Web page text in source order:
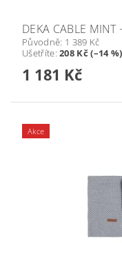
DEKA CABLE MINT
Původně: 1 389 Kč
Ušetříte:208 Kč (–14 %)
1 181 Kč
Akce